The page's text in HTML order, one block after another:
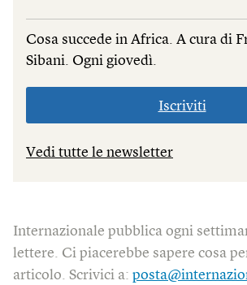
Cosa succede in Africa. A cura di
Sibani. Ogni giovedì.
Iscriviti
Vedi tutte le newsletter
Internazionale pubblica ogni
lettere. Ci piacerebbe sapere cosa
articolo. Scrivici a: